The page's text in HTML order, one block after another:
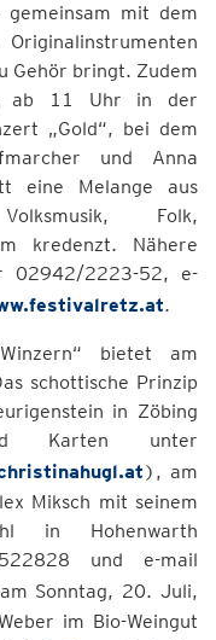
gemeinsam mit dem
Gehör bringt. Zudem
ab 11 Uhr in der
„Gold“, bei dem
und Anna
eine Melange aus
Folk,
kredenzt. Nähere
02942/2223-52, e-
.
bietet am
schottische Prinzip
in Zöbing
Karten unter
), am
Miksch mit seinem
in Hohenwarth
und e-mail
Sonntag, 20. Juli,
im Bio-Weingut